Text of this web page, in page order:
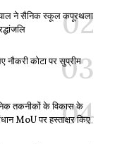
ने सैनिक स्कूल कपूरथला
नौकरी कोटा पर सुप्रीम
तकनीकों के विकास के
MoU पर हस्ताक्षर किए